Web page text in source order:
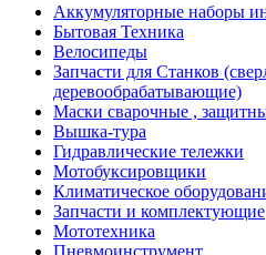
Аккумуляторные наборы
Бытовая Техника
Велосипеды
Запчасти для Станков
деревообрабатывающие)
Маски сварочные ,
Вышка-тура
Гидравлические тележки
Мотобуксировщики
Климатическое
Запчасти и комплектующие
Мототехника
Пневмоинструмент